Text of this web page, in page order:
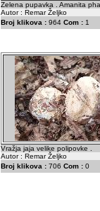
Zelena pupavka . Amanita
Autor : Remar Željko
Broj klikova : 964 Com : 1
Vražja jaja velike polipovke .
Autor : Remar Željko
Broj klikova : 706 Com : 0